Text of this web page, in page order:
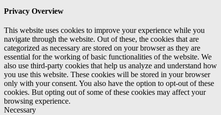
Privacy Overview
This website uses cookies to improve your experience while you
navigate through the website. Out of these, the cookies that are
categorized as necessary are stored on your browser as they are
essential for the working of basic functionalities of the website. We
also use third-party cookies that help us analyze and understand how
you use this website. These cookies will be stored in your browser
only with your consent. You also have the option to opt-out of these
cookies. But opting out of some of these cookies may affect your
browsing experience.
Necessary